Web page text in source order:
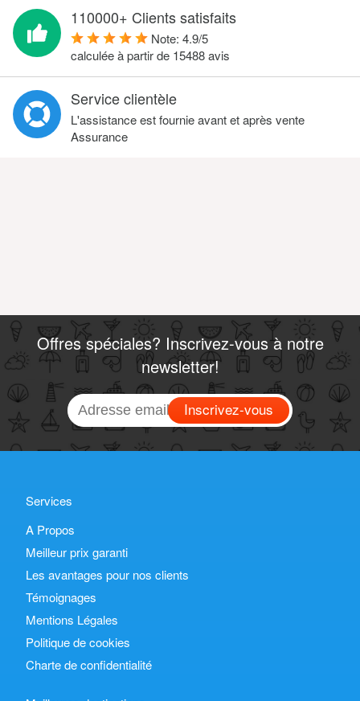
110000+ Clients satisfaits
Note: 4.9/5
calculée à partir de 15488avis
Service clientèle
L'assistance est fournie avant et après vente
Assurance
Offres spéciales? Inscrivez-vous à notre
newsletter!
Inscrivez-vous
Services
A Propos
Meilleur prix garanti
Les avantages pour nos clients
Témoignages
Mentions Légales
Politique de cookies
Charte de confidentialité